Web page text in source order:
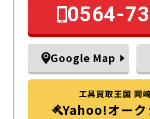
0564-
Google Map
工具買取王国 岡
Yahoo!オーク